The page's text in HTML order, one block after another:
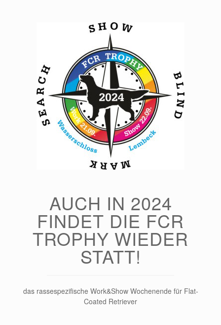
AUCH IN 2024
FINDET DIE FCR
TROPHY WIEDER
STATT!
das rassespezifische Work&Show Wochenende für Flat-
Coated Retriever